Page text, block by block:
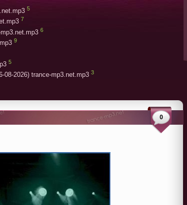
5
7
6
9
5
08-2026) trance-mp3.net.mp3 3
0